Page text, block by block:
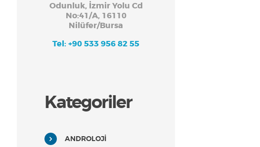
Odunluk, İzmir Yolu Cd
No:41/A, 16110
Nilüfer/Bursa
Tel: +90 533 956 82 55
Kategoriler
ANDROLOJİ